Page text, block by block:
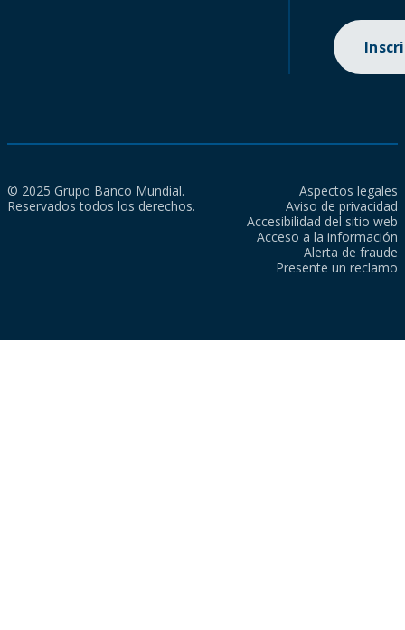
© 2025 Grupo Banco Mundial.
Reservados todos los derechos.
Aspectos legales
Aviso de privacidad
Accesibilidad del sitio web
Acceso a la información
Alerta de fraude
Presente un reclamo